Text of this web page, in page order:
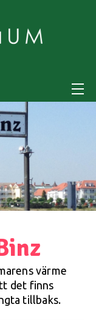
värme
det finns
tillbaks.